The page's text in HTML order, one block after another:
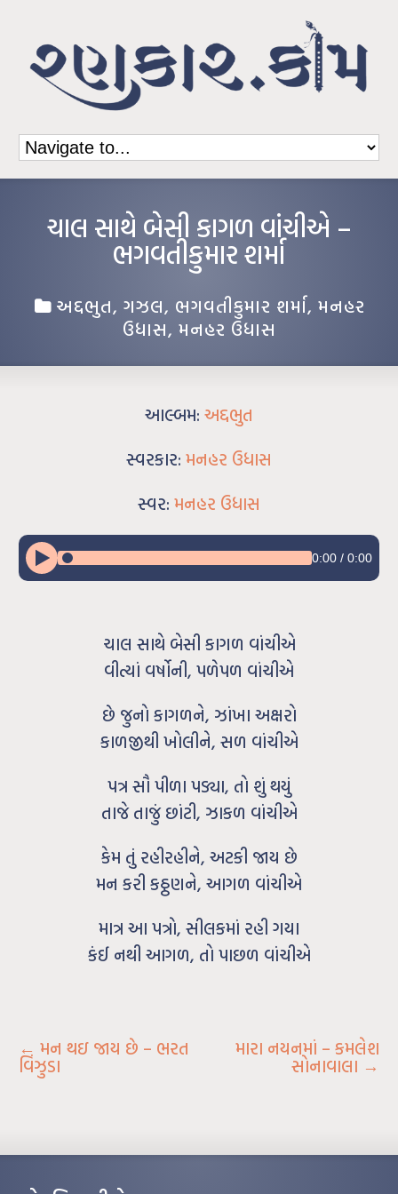
ચાલ સાથે બેસી કાગળ વાંચીએ –
ભગવતીકુમાર શર્મા
અદ્દભુત, ગઝલ, ભગવતીકુમાર શર્મા, મનહર
ઉધાસ, મનહર ઉધાસ
આલ્બમ: અદ્દભુત
સ્વરકાર: મનહર ઉધાસ
સ્વર: મનહર ઉધાસ
0:00/ 0:00
ચાલ સાથે બેસી કાગળ વાંચીએ
વીત્યાં વર્ષોની, પળેપળ વાંચીએ
છે જુનો કાગળને, ઝાંખા અક્ષરો
કાળજીથી ખોલીને, સળ વાંચીએ
પત્ર સૌ પીળા પડ્યા, તો શું થયું
તાજે તાજું છાંટી, ઝાકળ વાંચીએ
કેમ તું રહીરહીને, અટકી જાય છે
મન કરી કઠ્ઠણને, આગળ વાંચીએ
માત્ર આ પત્રો, સીલકમાં રહી ગયા
કંઈ નથી આગળ, તો પાછળ વાંચીએ
← મન થઇ જાય છે – ભરત
વિંઝુડા
મારા નયનમાં – કમલેશ
સોનાવાલા →